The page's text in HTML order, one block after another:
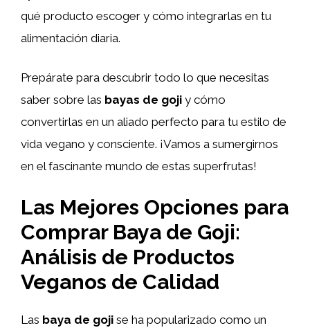
qué producto escoger y cómo integrarlas en tu
alimentación diaria.
Prepárate para descubrir todo lo que necesitas
saber sobre las bayas de goji y cómo
convertirlas en un aliado perfecto para tu estilo de
vida vegano y consciente. ¡Vamos a sumergirnos
en el fascinante mundo de estas superfrutas!
Las Mejores Opciones para
Comprar Baya de Goji:
Análisis de Productos
Veganos de Calidad
Las baya de goji se ha popularizado como un